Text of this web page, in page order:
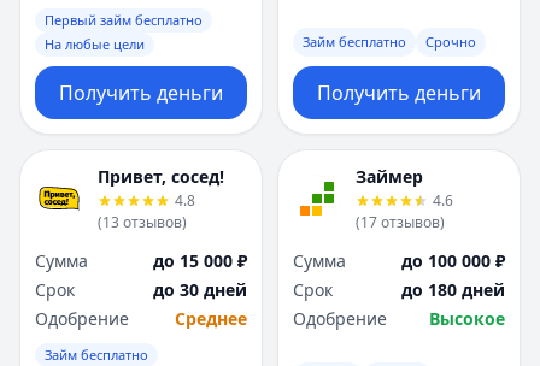
Первый займ бесплатно
На любые цели
Получить деньги
Займ бесплатно Срочно
Получить деньги
Привет, сосед!
4.8
(13 отзывов)
Сумма
до 15 000 ₽
Срок
до 30 дней
Одобрение
Среднее
Займ бесплатно
Займер
4.6
(17отзывов)
Сумма
до 100 000 ₽
Срок
до 180 дней
Одобрение
Высокое